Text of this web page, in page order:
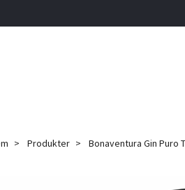
Produkter Bonaventura Gin Puro